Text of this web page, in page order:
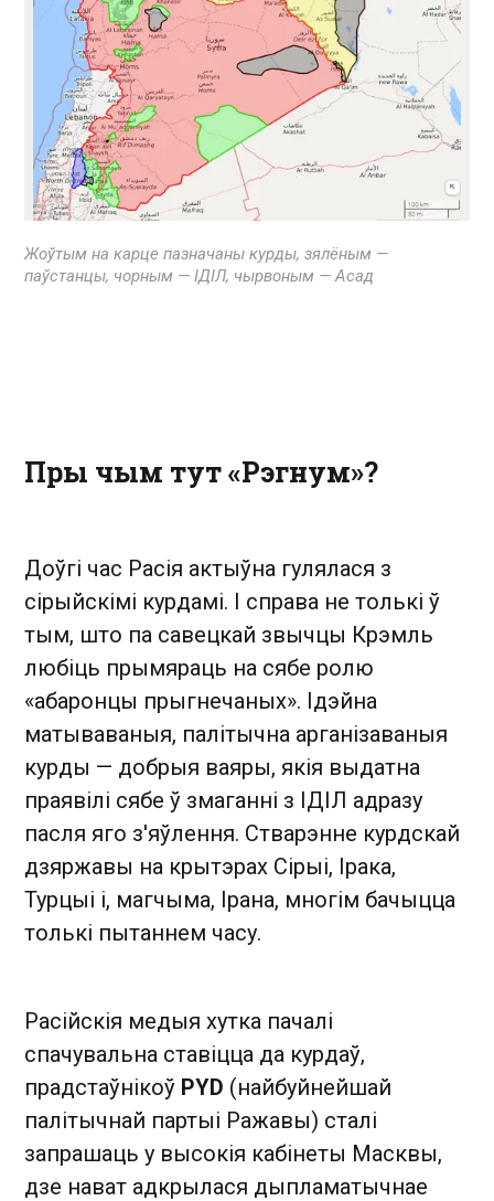
Жоўтым на карце пазначаны курды, зялёным —
паўстанцы, чорным — ІДІЛ, чырвоным — Асад
Пры чым тут «Рэгнум»?
Доўгі час Расія актыўна гулялася з
сірыйскімі курдамі. І справа не толькі ў
тым, што па савецкай звычцы Крэмль
любіць прымяраць на сябе ролю
«абаронцы прыгнечаных». Ідэйна
матываваныя, палітычна арганізаваныя
курды — добрыя ваяры, якія выдатна
праявілі сябе ў змаганні з ІДІЛ адразу
пасля яго з'яўлення. Стварэнне курдскай
дзяржавы на крытэрах Сірыі, Ірака,
Турцыі і, магчыма, Ірана, многім бачыцца
толькі пытаннем часу.
Расійскія медыя хутка пачалі
спачувальна ставіцца да курдаў,
прадстаўнікоў PYD (найбуйнейшай
палітычнай партыі Ражавы) сталі
запрашаць у высокія кабінеты Масквы,
дзе нават адкрылася дыпламатычнае